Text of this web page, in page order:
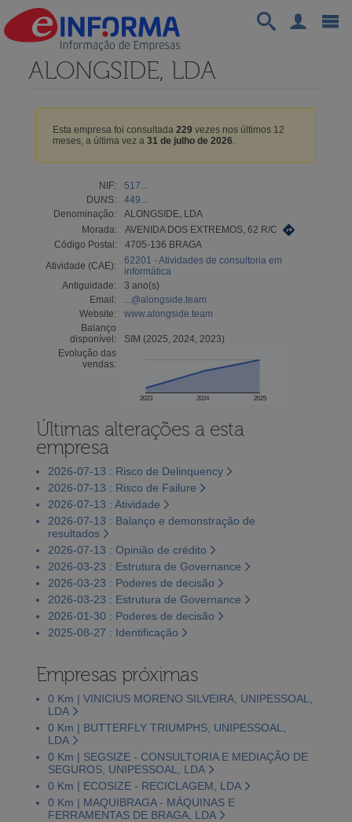
ALONGSIDE, LDA
Esta empresa foi consultada 229 vezes nos últimos 12
meses, a última vez a 31 de julho de 2026.
NIF:
517...
DUNS:
449...
Denominação:
ALONGSIDE, LDA
Morada:
AVENIDA DOS EXTREMOS, 62 R/C
Código Postal:
4705-136 BRAGA
Atividade (CAE):
62201 - Atividades de consultoria em
informática
Antiguidade:
3 ano(s)
Email:
...@alongside.team
Website:
www.alongside.team
Balanço
disponível:
SIM (2025, 2024, 2023)
Evolução das
vendas:
2023 2024 2025
Últimas alterações a esta
empresa
2026-07-13 : Risco de Delinquency
2026-07-13 : Risco de Failure
2026-07-13 : Atividade
2026-07-13 : Balanço e demonstração de
resultados
2026-07-13 : Opinião de crédito
2026-03-23 : Estrutura de Governance
2026-03-23 : Poderes de decisão
2026-03-23 : Estrutura de Governance
2026-01-30 : Poderes de decisão
2025-08-27 : Identificação
Empresas próximas
0 Km | VINICIUS MORENO SILVEIRA, UNIPESSOAL,
LDA
0 Km | BUTTERFLY TRIUMPHS, UNIPESSOAL,
LDA
0 Km | SEGSIZE - CONSULTORIA E MEDIAÇÃO DE
SEGUROS, UNIPESSOAL, LDA
0 Km | ECOSIZE - RECICLAGEM, LDA
0 Km | MAQUIBRAGA - MÁQUINAS E
FERRAMENTAS DE BRAGA, LDA